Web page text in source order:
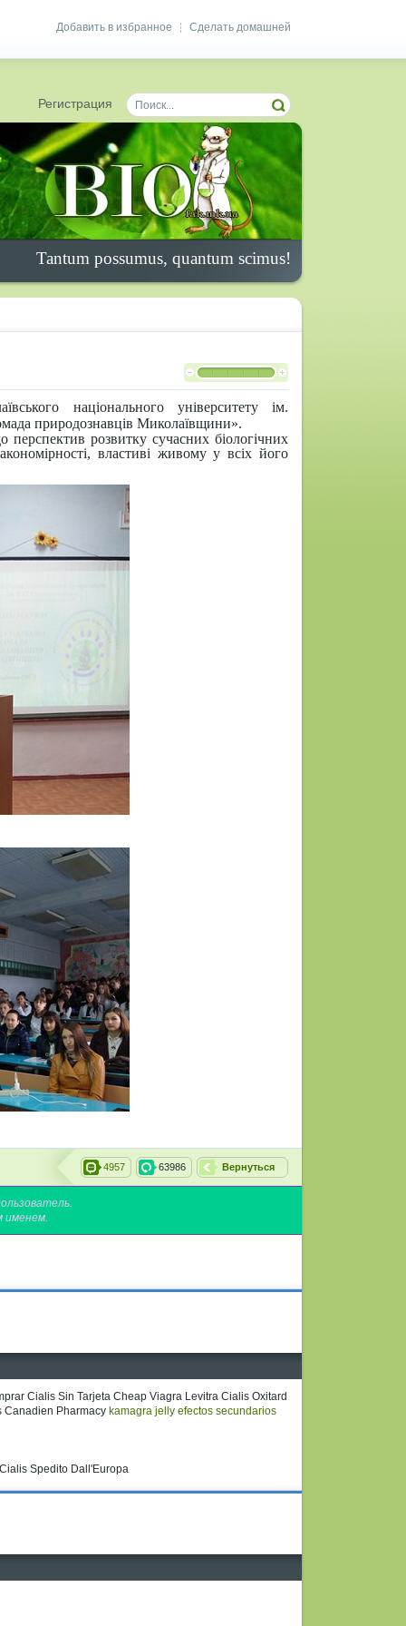
Сделать домашней
Добавить в избранное
Регистрация
Tantum possumus, quantum scimus!
національного університету ім.
природознавців Миколаївщини».
розвитку сучасних біологічних
властиві живому у всіх його
Вернуться
63986
4957
именем.
Cialis Sin Tarjeta Cheap Viagra Levitra Cialis Oxitard
Canadien Pharmacy kamagra jelly efectos secundarios
Spedito Dall'Europa